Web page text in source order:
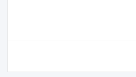
artigos